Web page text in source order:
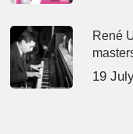
René
19